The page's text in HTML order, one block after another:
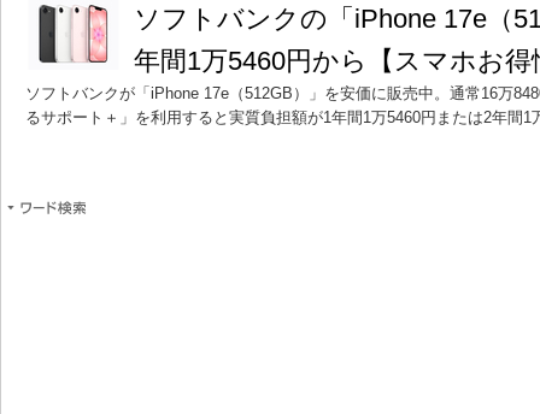
ソフトバンクの「iPhone 17e（
年間1万5460円から【スマホお得
ソフトバンクが「iPhone 17e（512GB）」を安価に販売中。通常16万
るサポート＋」を利用すると実質負担額が1年間1万5460円または2年間1